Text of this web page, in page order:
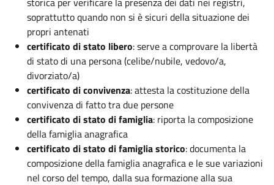
soprattutto quando non si è sicuri della situazione dei
propri antenati
certificato di stato libero: serve a comprovare la libertà
di stato di una persona (celibe/nubile, vedovo/a,
divorziato/a)
certificato di convivenza: attesta la costituzione della
convivenza di fatto tra due persone
certificato di stato di famiglia: riporta la composizione
della famiglia anagrafica
certificato di stato di famiglia storico: documenta la
composizione della famiglia anagrafica e le sue variazioni
nel corso del tempo, dalla sua formazione alla sua